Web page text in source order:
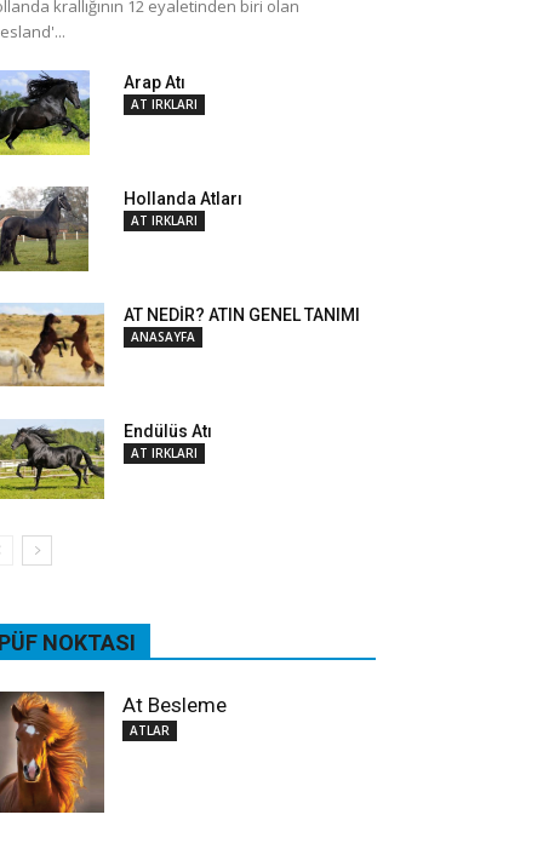
krallığının 12 eyaletinden biri olan
Arap Atı
AT IRKLARI
Hollanda Atları
AT IRKLARI
AT NEDİR? ATIN GENEL TANIMI
ANASAYFA
Endülüs Atı
AT IRKLARI
PÜF NOKTASI
At Besleme
ATLAR